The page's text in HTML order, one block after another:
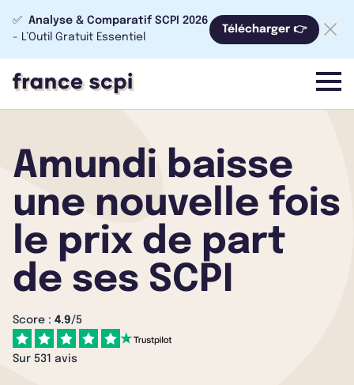
✅ Analyse & Comparatif SCPI 2026
- L’Outil Gratuit Essentiel
Télécharger 👉
menu
Amundi baisse
une nouvelle fois
le prix de part
de ses SCPI
Score : 4.9/5
Sur 531 avis